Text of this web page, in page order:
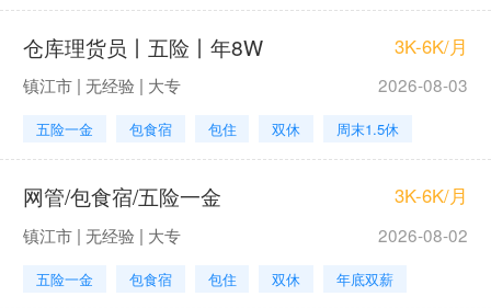
仓库理货员丨五险丨年8W 3K-6K/月
镇江市 | 无经验 | 大专 2026-08-03
五险一金 包食宿 包住 双休 周末1.5休
网管/包食宿/五险一金 3K-6K/月
镇江市 | 无经验 | 大专 2026-08-02
五险一金 包食宿 包住 双休 年底双薪